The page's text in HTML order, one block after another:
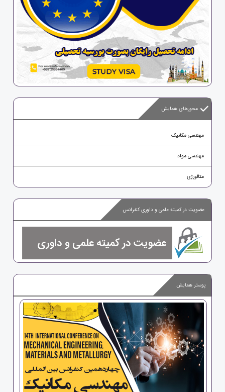
محورهای همایش
مهندسی مکانیک
مهندسی مواد
متالورژی
عضویت در کمیته علمی و داوری کنفرانس
پوستر همایش